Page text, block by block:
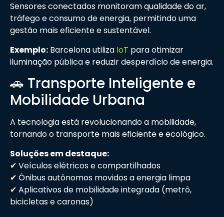
Sensores conectados monitoram qualidade do ar,
tráfego e consumo de energia, permitindo uma
gestão mais eficiente e sustentável.
Exemplo: Barcelona utiliza IoT para otimizar
iluminação pública e reduzir desperdício de energia.
🚗 Transporte Inteligente e
Mobilidade Urbana
A tecnologia está revolucionando a mobilidade,
tornando o transporte mais eficiente e ecológico.
Soluções em destaque:
✔ Veículos elétricos e compartilhados
✔ Ônibus autônomos movidos a energia limpa
✔ Aplicativos de mobilidade integrada (metrô,
bicicletas e caronas)